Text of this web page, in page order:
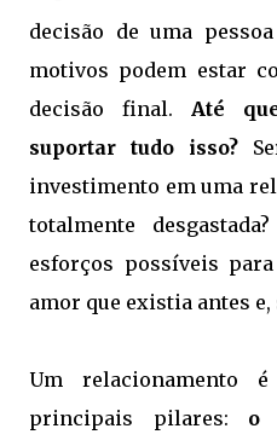
decisão de uma
motivos podem estar
decisão final. Até
suportar tudo isso?
investimento em uma
totalmente
esforços possíveis
amor que existia antes
Um relacionamento
principais pilares:
o